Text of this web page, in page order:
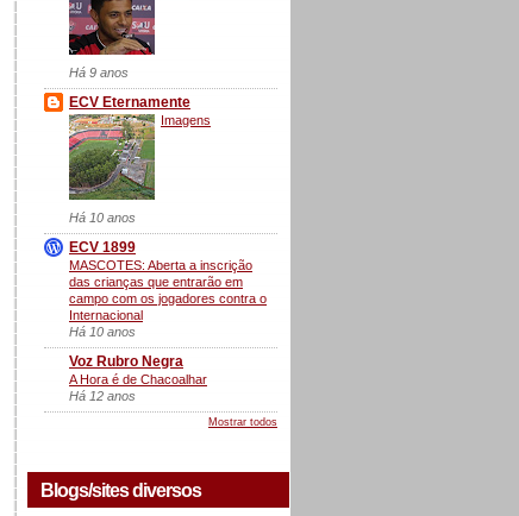
Há 9 anos
ECV Eternamente
Imagens
Há 10 anos
ECV 1899
MASCOTES: Aberta a inscrição
das crianças que entrarão em
campo com os jogadores contra o
Internacional
Há 10 anos
Voz Rubro Negra
A Hora é de Chacoalhar
Há 12 anos
Mostrar todos
Blogs/sites diversos